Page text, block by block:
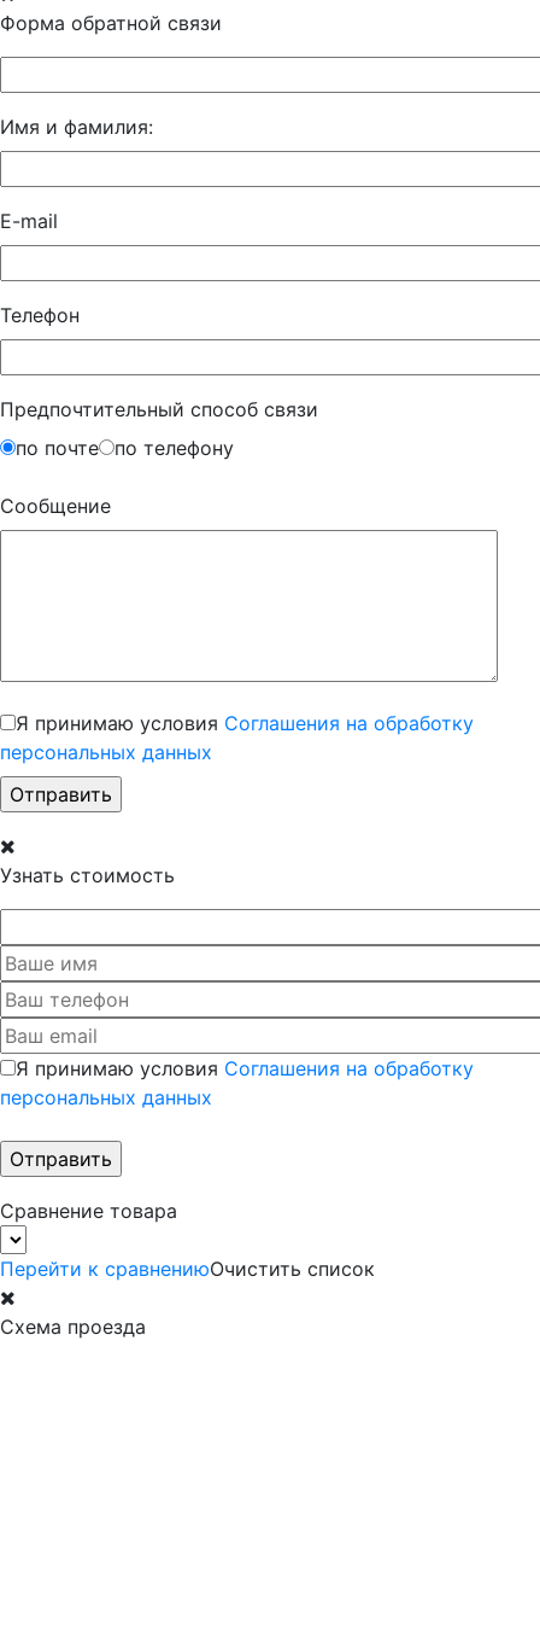
Форма обратной связи
Имя и фамилия:
E-mail
Телефон
Предпочтительный способ связи
по почте
по телефону
Сообщение
Я принимаю условия Соглашения на обработку
персональных данных
Узнать стоимость
Я принимаю условия Соглашения на обработку
персональных данных
Сравнение товара
Перейти к сравнениюОчистить список
Схема проезда